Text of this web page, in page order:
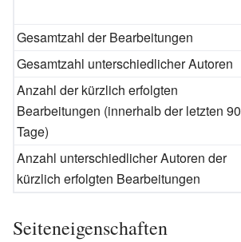
Gesamtzahl der Bearbeitungen
Gesamtzahl unterschiedlicher Autoren
Anzahl der kürzlich erfolgten
Bearbeitungen (innerhalb der letzten 90
Tage)
Anzahl unterschiedlicher Autoren der
kürzlich erfolgten Bearbeitungen
Seiteneigenschaften